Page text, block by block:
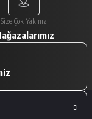
Size Çok Yakınız